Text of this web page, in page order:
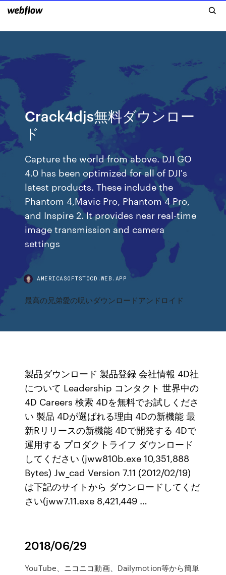
Crack4djs無料ダウンロー
ド
Capture the world from above. DJI GO
4.0 has been optimized for all of DJI's
latest products. These include the
Phantom 4,Mavic Pro, Phantom 4 Pro,
and Inspire 2. It provides near real-time
image transmission and camera
settings
AMERICASOFTSTOCD.WEB.APP
最高の兄弟愛の呪いダウンロードアンドロイド
製品ダウンロード 製品登録 会社情報 4D社
について Leadership コンタクト 世界中の
4D Careers 検索 4Dを無料でお試しくださ
い 製品 4Dが選ばれる理由 4Dの新機能 最
新Rリリースの新機能 4Dで開発する 4Dで
運用する プロダクトライフ ダウンロード
してください (jww810b.exe 10,351,888
Bytes) Jw_cad Version 7.11 (2012/02/19)
は下記のサイトから ダウンロードしてくだ
さい(jww7.11.exe 8,421,449 …
2018/06/29
YouTube、ニコニコ動画、Dailymotion等から簡単